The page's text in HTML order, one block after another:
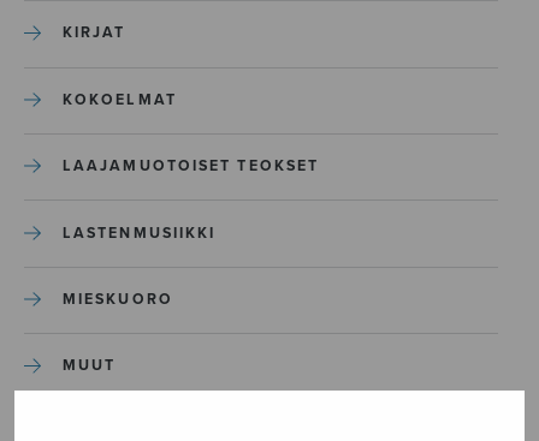
KIRJAT
KOKOELMAT
LAAJAMUOTOISET TEOKSET
LASTENMUSIIKKI
MIESKUORO
MUUT